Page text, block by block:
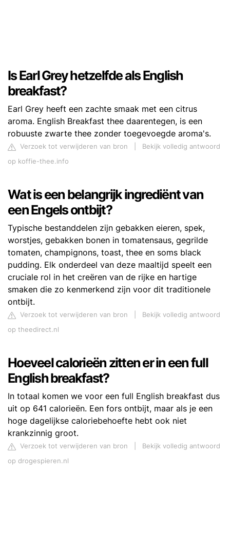
Is Earl Grey hetzelfde als English
breakfast?
Earl Grey heeft een zachte smaak met een citrus
aroma. English Breakfast thee daarentegen, is een
robuuste zwarte thee zonder toegevoegde aroma's.
Verzoek tot verwijderen van bron
Bekijk volledig antwoord
op koffie-thee.info
Wat is een belangrijk ingrediënt van
een Engels ontbijt?
Typische bestanddelen zijn gebakken eieren, spek,
worstjes, gebakken bonen in tomatensaus, gegrilde
tomaten, champignons, toast, thee en soms black
pudding. Elk onderdeel van deze maaltijd speelt een
cruciale rol in het creëren van de rijke en hartige
smaken die zo kenmerkend zijn voor dit traditionele
ontbijt.
Verzoek tot verwijderen van bron
Bekijk volledig antwoord
op theedirect.nl
Hoeveel calorieën zitten er in een full
English breakfast?
In totaal komen we voor een full English breakfast dus
uit op 641 calorieën. Een fors ontbijt, maar als je een
hoge dagelijkse caloriebehoefte hebt ook niet
krankzinnig groot.
Verzoek tot verwijderen van bron
Bekijk volledig antwoord
op drogespieren.nl